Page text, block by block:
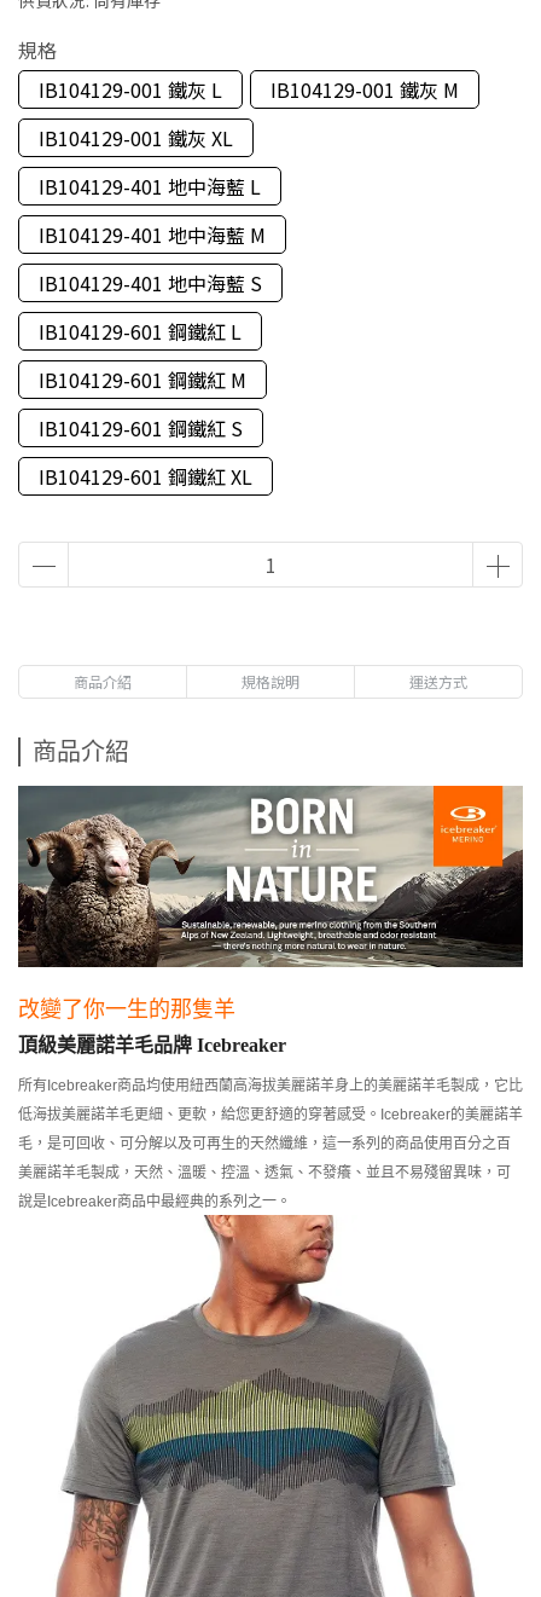
規格
IB104129-001 鐵灰 L
IB104129-001 鐵灰 M
IB104129-001 鐵灰 XL
IB104129-401 地中海藍 L
IB104129-401 地中海藍 M
IB104129-401 地中海藍 S
IB104129-601 鋼鐵紅 L
IB104129-601 鋼鐵紅 M
IB104129-601 鋼鐵紅 S
IB104129-601 鋼鐵紅 XL
商品介紹 規格說明 運送方式
商品介紹
改變了你一生的那隻羊
頂級美麗諾羊毛品牌 Icebreaker
所有Icebreaker商品均使用紐西蘭高海拔美麗諾羊身上的美麗諾羊毛製成，它比
低海拔美麗諾羊毛更細、更軟，給您更舒適的穿著感受。Icebreaker的美麗諾羊
毛，是可回收、可分解以及可再生的天然纖維，這一系列的商品使用百分之百
美麗諾羊毛製成，天然、溫暖、控溫、透氣、不發癢、並且不易殘留異味，可
說是Icebreaker商品中最經典的系列之一。